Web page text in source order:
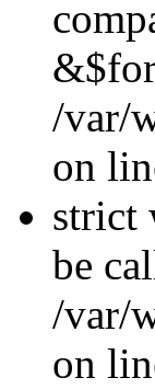
/var/
on
strict
be
/var/
on